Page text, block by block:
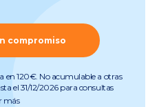
compromiso
en 120€. No acumulable a otras
el 31/12/2026 para consultas
astigmatismo, presbicia y
más